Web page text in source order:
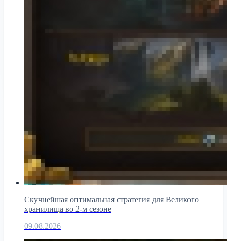
Скучнейшая оптимальная стратегия для Великого
хранилища во 2-м сезоне
09.08.2026